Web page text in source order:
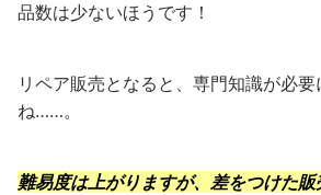
品数は少ないほうです！
リペア販売となると、専門知識が必
ね……。
難易度は上がりますが、差をつけた